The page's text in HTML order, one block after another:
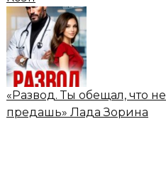
«Развод. Ты обещал, что не
предашь» Лада Зорина